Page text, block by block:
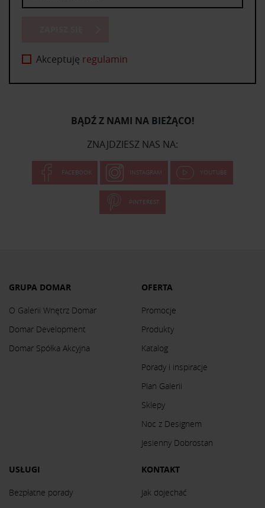
Akceptuję regulamin
BĄDŹ Z NAMI NA BIEŻĄCO!
ZNAJDZIESZ NAS NA:
FACEBOOK INSTAGRAM YOUTUBE
PINTEREST
GRUPA DOMAR
O Galerii Wnętrz Domar
Domar Development
Domar Spółka Akcyjna
OFERTA
Promocje
Produkty
Katalog
Porady i inspiracje
Plan Galerii
Sklepy
Noc z Designem
Jesienny Dobrostan
USŁUGI
Bezpłatne porady
KONTAKT
Jak dojechać